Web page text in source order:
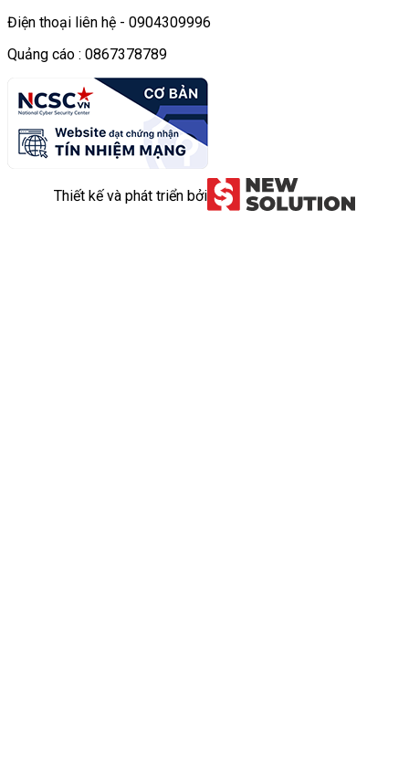
Điện thoại liên hệ - 0904309996
Quảng cáo : 0867378789
Thiết kế và phát triển bởi